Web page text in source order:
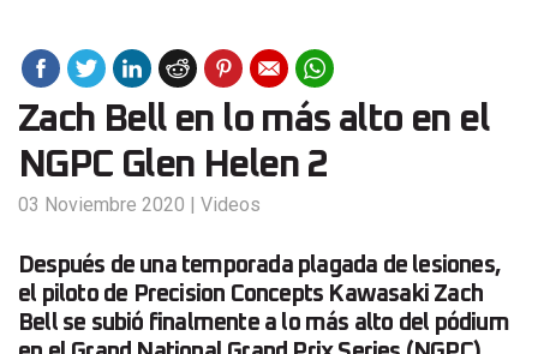
Zach Bell en lo más alto en el
NGPC Glen Helen 2
03 Noviembre 2020 | Videos
Después de una temporada plagada de lesiones,
el piloto de Precision Concepts Kawasaki Zach
Bell se subió finalmente a lo más alto del pódium